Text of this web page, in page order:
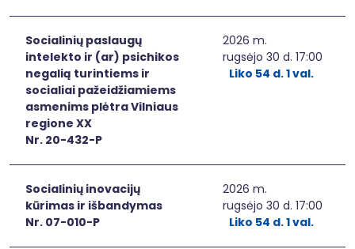
Socialinių paslaugų
intelekto ir (ar) psichikos
negalią turintiems ir
socialiai pažeidžiamiems
asmenims plėtra Vilniaus
regione XX
Nr. 20-432-P
2026 m.
rugsėjo 30 d. 17:00
Liko 54 d. 1 val.
Socialinių inovacijų
kūrimas ir išbandymas
Nr. 07-010-P
2026 m.
rugsėjo 30 d. 17:00
Liko 54 d. 1 val.